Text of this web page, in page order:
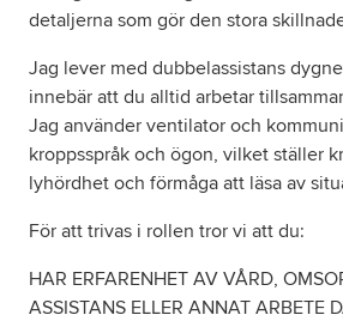
detaljerna som gör den stora
Jag lever med dubbelassistans
innebär att du alltid arbetar
Jag använder ventilator och
kroppsspråk och ögon, vilket ställer
lyhördhet och förmåga att läsa av
För att trivas i rollen tror vi att du:
HAR ERFARENHET AV VÅRD,
ASSISTANS ELLER ANNAT ARBETE